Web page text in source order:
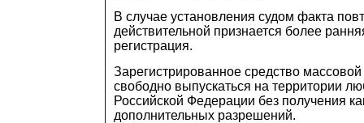
В случае установления судом факта
действительной признается более
регистрация.
Зарегистрированное средство
свободно выпускаться на территории
Российской Федерации без получения
дополнительных разрешений.